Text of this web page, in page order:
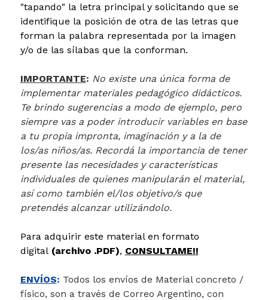
"tapando" la letra principal y solicitando que se
identifique la posición de otra de las letras que
forman la palabra representada por la imagen
y/o de las sílabas que la conforman.
IMPORTANTE: No existe una única forma de
implementar materiales pedagógico didácticos.
Te brindo sugerencias a modo de ejemplo, pero
siempre vas a poder introducir variables en base
a tu propia impronta, imaginación y a la de
los/as niños/as. Recordá la importancia de tener
presente las necesidades y características
individuales de quienes manipularán el material,
así como también el/los objetivo/s que
pretendés alcanzar utilizándolo.
Para adquirir este material en formato
digital (archivo .PDF), CONSULTAME!!
ENVÍOS: Todos los envíos de Material concreto /
físico, son a través de Correo Argentino, con